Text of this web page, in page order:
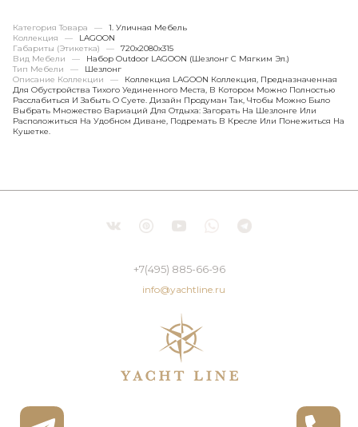
Категория Товара —
1. Уличная Мебель
Коллекция
—
LAGOON
Габариты (этикетка)
—
720х2080x315
Вид Мебели
—
Набор Outdoor LAGOON (шезлонг С Мягким Эл.)
Тип Мебели
—
Шезлонг
Описание Коллекции
—
Коллекция LAGOON Коллекция, Предназначенная
Для Обустройства Тихого Уединенного Места, В Котором Можно Полностью
Расслабиться И Забыть О Суете. Дизайн Продуман Так, Чтобы Можно Было
Выбрать Множество Вариаций Для Отдыха: Загорать На Шезлонге Или
Расположиться На Удобном Диване, Подремать В Кресле Или Понежиться На
Кушетке.
+7(495) 885-66-96
info@yachtline.ru